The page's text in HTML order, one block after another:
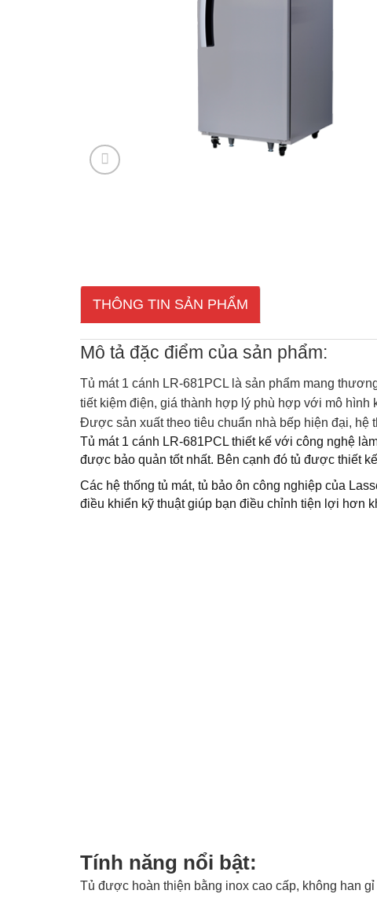
THÔNG TIN SẢN PHẨM
Mô tả đặc điểm của sản phẩm:
Tủ mát 1 cánh LR-681PCL là sản phẩm mang
tiết kiệm điện, giá thành hợp lý phù hợp với mô
Được sản xuất theo tiêu chuẩn nhà bếp hiện đại, hệ
Tủ mát 1 cánh LR-681PCL thiết kế với công nghệ
được bảo quản tốt nhất. Bên cạnh đó tủ được thiết
Các hệ thống tủ mát, tủ bảo ôn công nghiệp của
điều khiển kỹ thuật giúp bạn điều chỉnh tiện lợi hơn
Tính năng nổi bật:
Tủ được hoàn thiện bằng inox cao cấp, không han